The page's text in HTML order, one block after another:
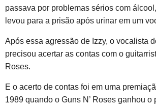
passava por problemas sérios com
levou para a prisão após urinar em um
Após essa agressão de Izzy, o vocalista
precisou acertar as contas com o
Roses.
E o acerto de contas foi em uma
1989 quando o Guns N’ Roses ganhou o